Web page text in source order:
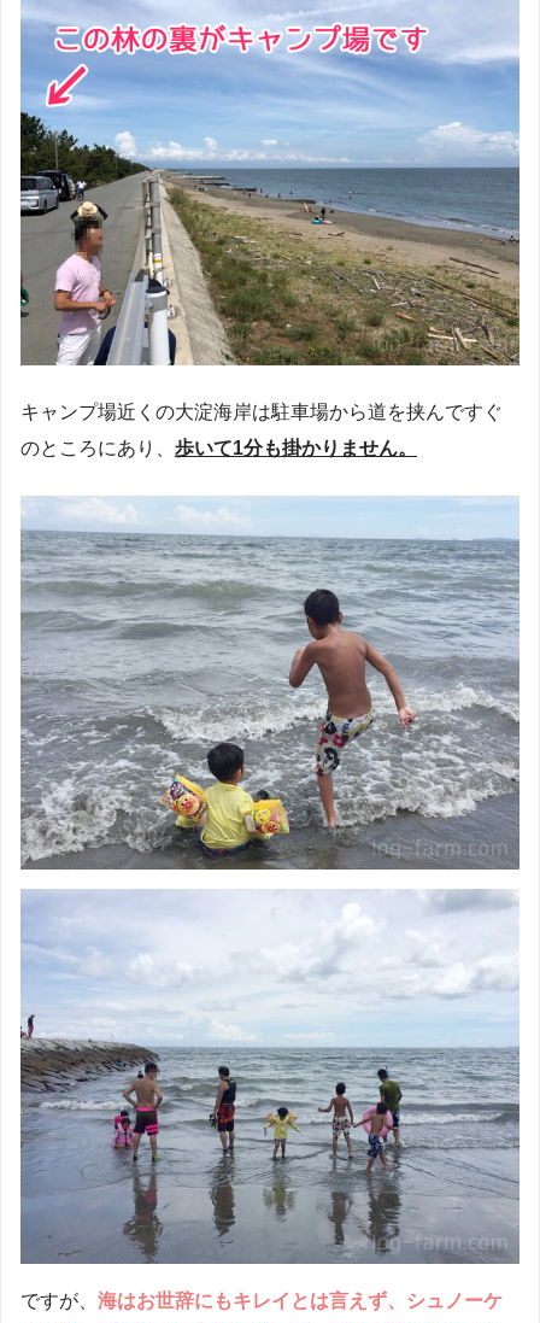
キャンプ場近くの大淀海岸は駐車場から道を挟んですぐ
のところにあり、 歩いて1分も掛かりません。
ですが、 海はお世辞にもキレイとは言えず、シュノーケ